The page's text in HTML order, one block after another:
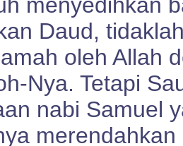
menyedihkan
Daud,
oleh Allah
Nya. Tetapi
nabi Samuel